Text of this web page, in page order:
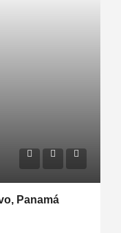
Panamá